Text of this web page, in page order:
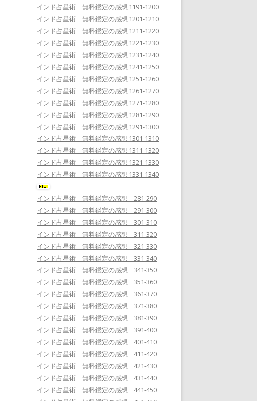
インド占星術 無料鑑定の感想 1191-1200
インド占星術 無料鑑定の感想 1201-1210
インド占星術 無料鑑定の感想 1211-1220
インド占星術 無料鑑定の感想 1221-1230
インド占星術 無料鑑定の感想 1231-1240
インド占星術 無料鑑定の感想 1241-1250
インド占星術 無料鑑定の感想 1251-1260
インド占星術 無料鑑定の感想 1261-1270
インド占星術 無料鑑定の感想 1271-1280
インド占星術 無料鑑定の感想 1281-1290
インド占星術 無料鑑定の感想 1291-1300
インド占星術 無料鑑定の感想 1301-1310
インド占星術 無料鑑定の感想 1311-1320
インド占星術 無料鑑定の感想 1321-1330
インド占星術 無料鑑定の感想 1331-1340
インド占星術 無料鑑定の感想 281-290
インド占星術 無料鑑定の感想 291-300
インド占星術 無料鑑定の感想 301-310
インド占星術 無料鑑定の感想 311-320
インド占星術 無料鑑定の感想 321-330
インド占星術 無料鑑定の感想 331-340
インド占星術 無料鑑定の感想 341-350
インド占星術 無料鑑定の感想 351-360
インド占星術 無料鑑定の感想 361-370
インド占星術 無料鑑定の感想 371-380
インド占星術 無料鑑定の感想 381-390
インド占星術 無料鑑定の感想 391-400
インド占星術 無料鑑定の感想 401-410
インド占星術 無料鑑定の感想 411-420
インド占星術 無料鑑定の感想 421-430
インド占星術 無料鑑定の感想 431-440
インド占星術 無料鑑定の感想 441-450